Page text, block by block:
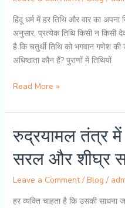
हिंदू धर्म में हर तिथि और वार का अपना
अनुसार, प्रत्येक तिथि किसी न किसी
है कि चतुर्थी तिथि को भगवान गणेश की
अधिष्ठाता कौन हैं? पुराणों में तिथियों
चतुर्थी
क्यों
विशेष?
जानिए
इसका
विज्ञान
Read More »
रुद्रयामल तंत्र में
सरल और शीघ्र
Leave a Comment / Blog /
हर व्यक्ति चाहता है कि उसकी